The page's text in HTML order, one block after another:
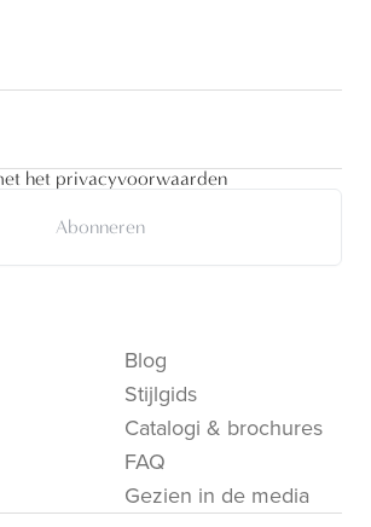
het privacyvoorwaarden
Abonneren
Blog
Stijlgids
Catalogi & brochures
FAQ
Gezien in de media